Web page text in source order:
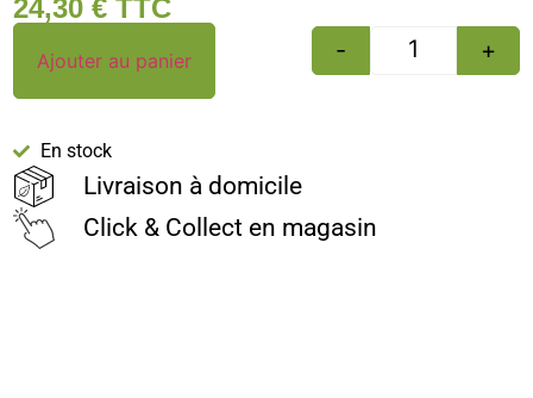
24,30€ TTC
- +
Ajouter au panier
En stock
Livraison à domicile
Click & Collect en magasin